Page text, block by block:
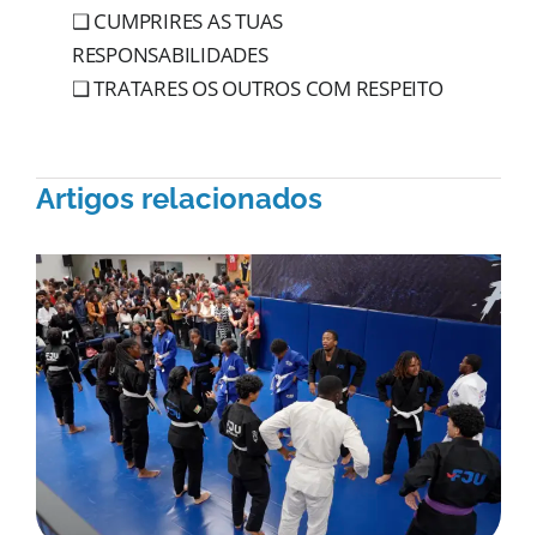
❑ CUMPRIRES AS TUAS
RESPONSABILIDADES
❑ TRATARES OS OUTROS COM RESPEITO
Artigos relacionados